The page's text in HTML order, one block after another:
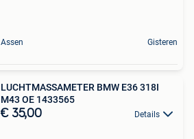
Assen Gisteren
LUCHTMASSAMETER BMW E36 318I
M43 OE 1433565
€ 35,00 Details